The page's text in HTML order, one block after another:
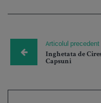
Articolul precedent
Inghetata de
Capsuni